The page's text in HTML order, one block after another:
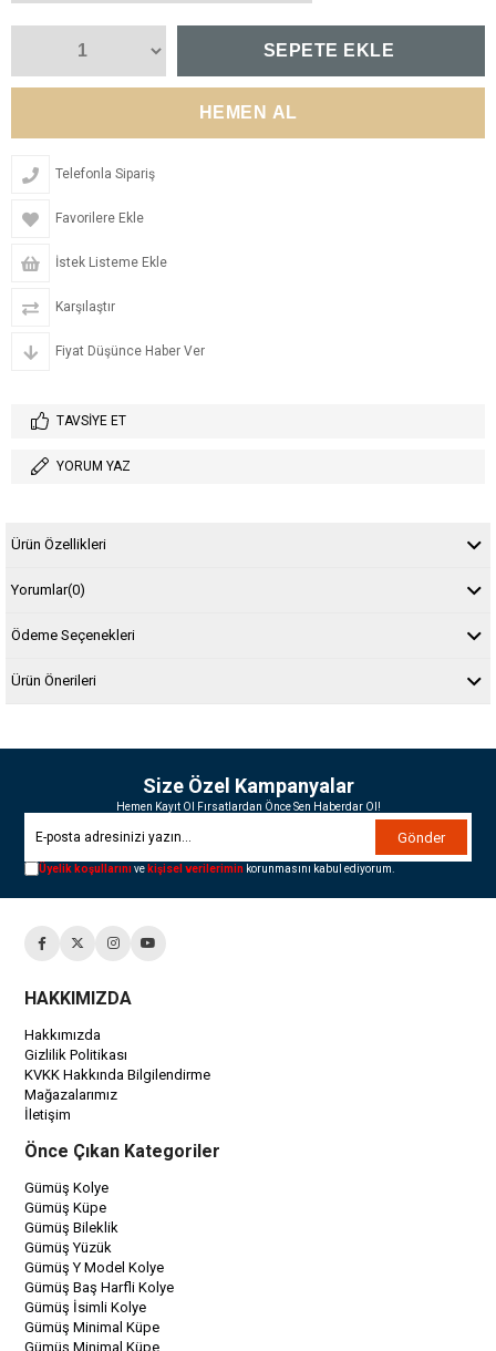
Telefonla Sipariş
Favorilere Ekle
İstek Listeme Ekle
Karşılaştır
Fiyat Düşünce Haber Ver
TAVSIYE ET
YORUM YAZ
Ürün Özellikleri
Yorumlar(0)
Ödeme Seçenekleri
Ürün Önerileri
Size Özel Kampanyalar
Hemen Kayıt Ol Fırsatlardan Önce Sen Haberdar Ol!
Gönder
Üyelik koşullarınıve kişisel verilerimin korunmasını kabul ediyorum.
HAKKIMIZDA
Hakkımızda
Gizlilik Politikası
KVKK Hakkında Bilgilendirme
Mağazalarımız
İletişim
Önce Çıkan Kategoriler
Gümüş Kolye
Gümüş Küpe
Gümüş Bileklik
Gümüş Yüzük
Gümüş Y Model Kolye
Gümüş Baş Harfli Kolye
Gümüş İsimli Kolye
Gümüş Minimal Küpe
Gümüş Minimal Küpe